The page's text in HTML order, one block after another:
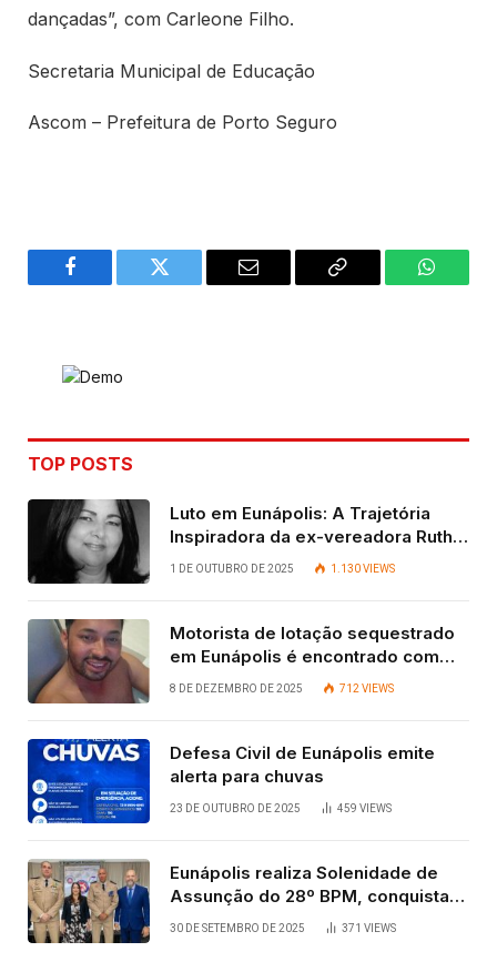
dançadas”, com Carleone Filho.
Secretaria Municipal de Educação
Ascom – Prefeitura de Porto Seguro
Facebook Twitter Email
Copy
TOP POSTS
Luto em Eunápolis: A Trajetória
Inspiradora da ex-vereadora Ruth
Contadora
1 DE OUTUBRO DE 2025 1.130VIEWS
Motorista de lotação sequestrado
em Eunápolis é encontrado com
vida após quatro dias.
8 DE DEZEMBRO DE 2025 712 VIEWS
Defesa Civil de Eunápolis emite
alerta para chuvas
23 DE OUTUBRO DE 2025 459 VIEWS
Eunápolis realiza Solenidade de
Assunção do 28º BPM, conquista
viabilizada por articulação política
30 DE SETEMBRO DE 2025 371 VIEWS